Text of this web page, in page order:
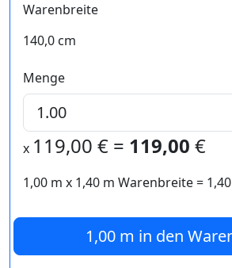
Warenbreite
140,0 cm
Menge
x 119,00 € = 119,00 €
1,00 m x 1,40 m Warenbreite = 1,40
1,00 m in den